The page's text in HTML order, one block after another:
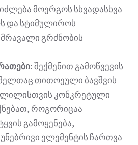
მოერგოს სხვადასხვა
და სტიმულიროს
გრძნობის
შექმენით გამოწვევის
თითოეული ბავშვის
კონკრეტული
როგორიცაა
გამოყენება,
ელემენტის ჩართვა